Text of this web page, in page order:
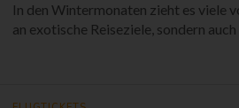
In den Wintermonaten zieht es viele
an exotische Reiseziele, sondern auch